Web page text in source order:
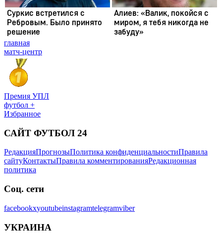
главная
матч-центр
Премия УПЛ
футбол +
Избранное
САЙТ ФУТБОЛ 24
РедакцияПрогнозыПолитика конфиденциальностиПравила
сайтуКонтактыПравила комментированияРедакционная
политика
Соц. сети
facebookxyoutubeinstagramtelegramviber
УКРАИНА